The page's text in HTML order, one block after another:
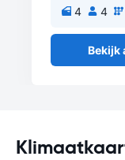
4 4
Bekijk